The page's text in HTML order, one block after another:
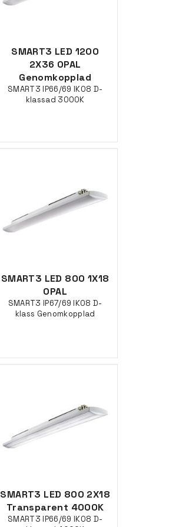
SMART3 LED 1200
2X36 OPAL
Genomkopplad
SMART3 IP66/69 IK08 D-
klassad 3000K
SMART3 LED 800 1X18
OPAL
SMART3 IP67/69 IK08 D-
klass Genomkopplad
SMART3 LED 800 2X18
Transparent 4000K
SMART3 IP66/69 IK08 D-